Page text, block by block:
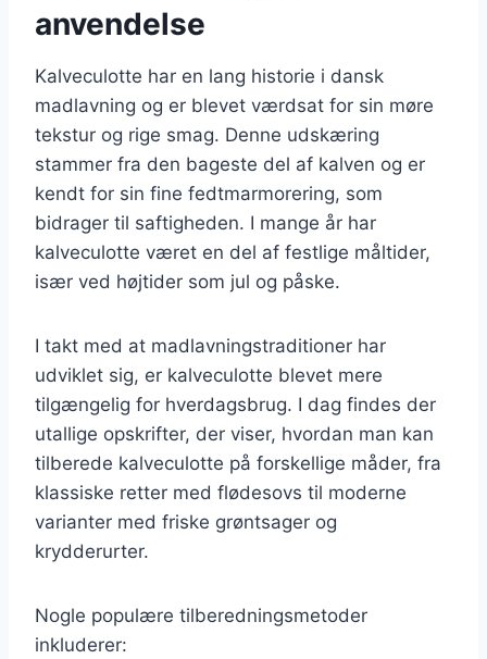
anvendelse
Kalveculotte har en lang historie i dansk
madlavning og er blevet værdsat for sin møre
tekstur og rige smag. Denne udskæring
stammer fra den bageste del af kalven og er
kendt for sin fine fedtmarmorering, som
bidrager til saftigheden. I mange år har
kalveculotte været en del af festlige måltider,
især ved højtider som jul og påske.
I takt med at madlavningstraditioner har
udviklet sig, er kalveculotte blevet mere
tilgængelig for hverdagsbrug. I dag findes der
utallige opskrifter, der viser, hvordan man kan
tilberede kalveculotte på forskellige måder, fra
klassiske retter med flødesovs til moderne
varianter med friske grøntsager og
krydderurter.
Nogle populære tilberedningsmetoder
inkluderer: